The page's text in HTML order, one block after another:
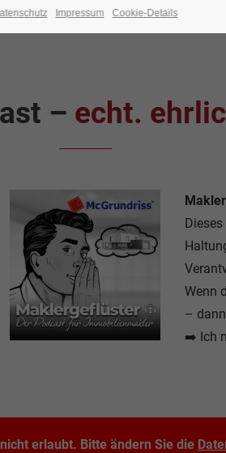
– echt.
Wenn
–
➡️ Ich
erlaubt. Bitte ändern Sie die
Impressum Cookie-Details